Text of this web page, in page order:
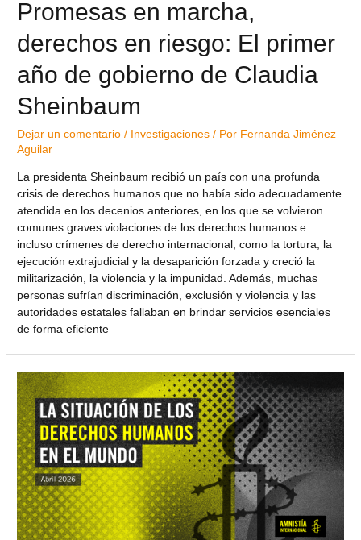
Promesas en marcha,
derechos en riesgo: El primer
año de gobierno de Claudia
Sheinbaum
Dejar un comentario / Investigaciones / Por Fernanda Jiménez
Aguilar
La presidenta Sheinbaum recibió un país con una profunda
crisis de derechos humanos que no había sido adecuadamente
atendida en los decenios anteriores, en los que se volvieron
comunes graves violaciones de los derechos humanos e
incluso crímenes de derecho internacional, como la tortura, la
ejecución extrajudicial y la desaparición forzada y creció la
militarización, la violencia y la impunidad. Además, muchas
personas sufrían discriminación, exclusión y violencia y las
autoridades estatales fallaban en brindar servicios esenciales
de forma eficiente